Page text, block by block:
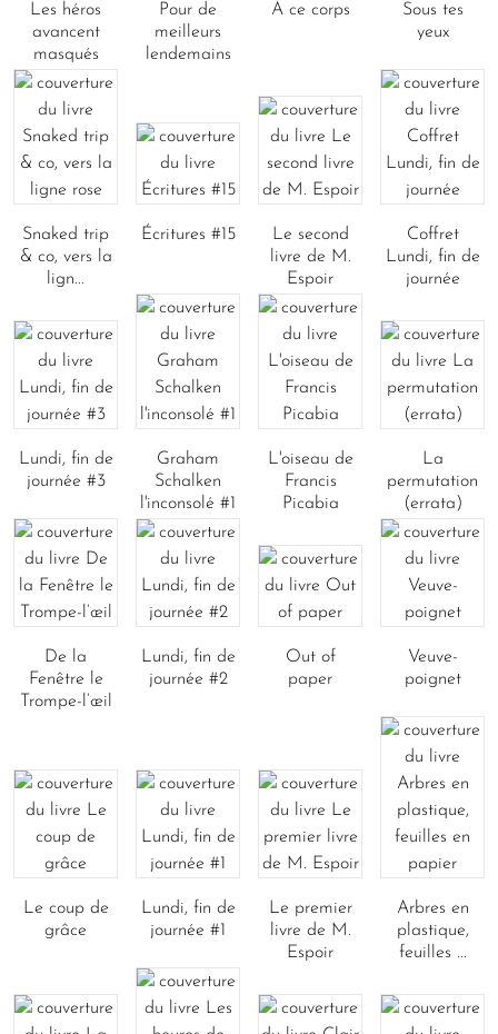
Les héros
avancent
masqués
Pour de
meilleurs
lendemains
À ce corps
Sous tes
yeux
Snaked trip
& co, vers la
lign...
Écritures #15
Le second
livre de M.
Espoir
Coffret
Lundi, fin de
journée
Lundi, fin de
journée #3
Graham
Schalken
l'inconsolé #1
L'oiseau de
Francis
Picabia
La
permutation
(errata)
De la
Fenêtre le
Trompe-l’œil
Lundi, fin de
journée #2
Out of
paper
Veuve-
poignet
Le coup de
grâce
Lundi, fin de
journée #1
Le premier
livre de M.
Espoir
Arbres en
plastique,
feuilles ...